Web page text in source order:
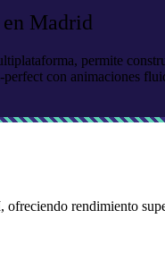
en Madrid
permite
con animaciones
rendimiento